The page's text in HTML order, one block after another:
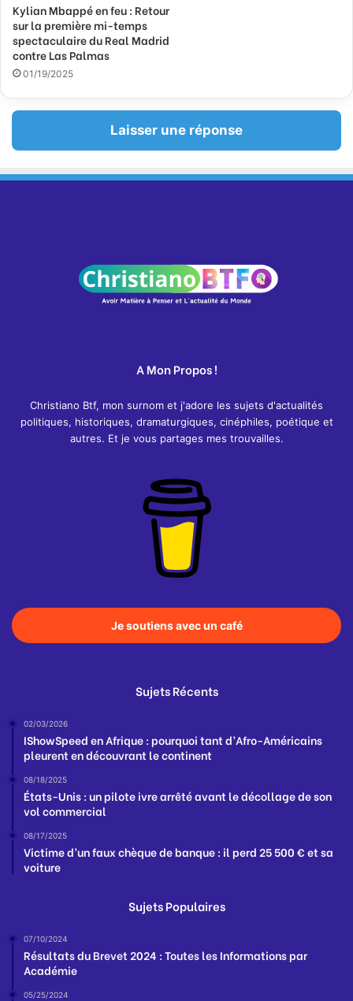
Kylian Mbappé en feu : Retour
sur la première mi-temps
spectaculaire du Real Madrid
contre Las Palmas
01/19/2025
Laisser une réponse
A Mon Propos !
Christiano Btf, mon surnom et j'adore les sujets d'actualités
politiques, historiques, dramaturgiques, cinéphiles, poétique et
autres. Et je vous partages mes trouvailles.
Je soutiens avec un café
Sujets Récents
02/03/2026
IShowSpeed en Afrique : pourquoi tant d’Afro-Américains
pleurent en découvrant le continent
08/18/2025
États-Unis : un pilote ivre arrêté avant le décollage de son
vol commercial
08/17/2025
Victime d’un faux chèque de banque : il perd 25 500 € et sa
voiture
Sujets Populaires
07/10/2024
Résultats du Brevet 2024 : Toutes les Informations par
Académie
05/25/2024